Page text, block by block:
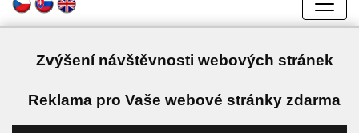
Zvýšení návštěvnosti webových stránek
Reklama pro Vaše webové stránky zdarma